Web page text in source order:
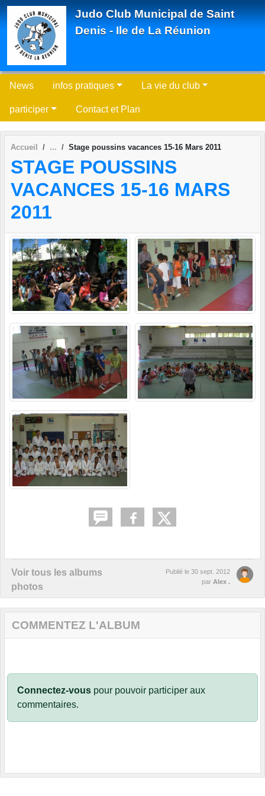
Judo Club Municipal de Saint
Denis - Ile de La Réunion
News infos pratiques La vie du club
participer Contact et Plan
Accueil Stage poussins vacances 15-16 Mars 2011
STAGE POUSSINS
VACANCES 15-16 MARS
2011
Voir tous les albums
photos
Publié le 30 sept. 2012
par Alex .
COMMENTEZ L'ALBUM
Connectez-vous pour pouvoir participer aux
commentaires.
Panneau de gestion des cookies